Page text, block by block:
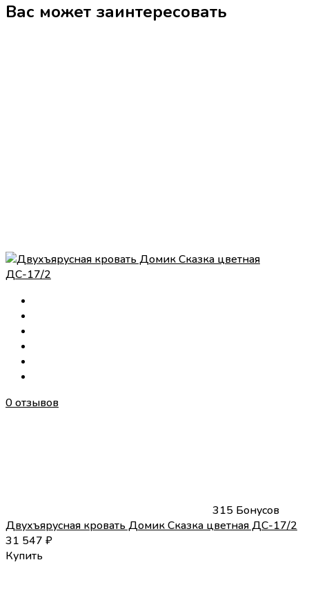
Вас может заинтересовать
0 отзывов
315 Бонусов
Двухъярусная кровать Домик Сказка цветная ДС-17/2
31 547 ₽
Купить